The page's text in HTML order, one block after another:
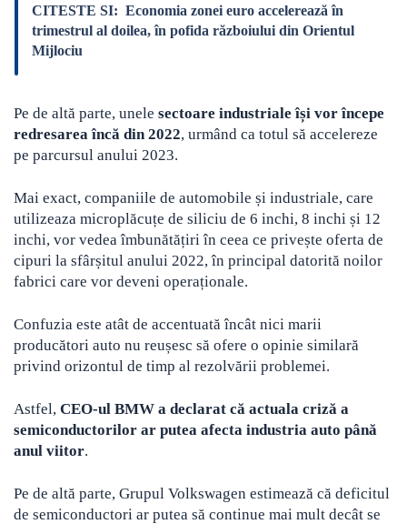
CITESTE SI: Economia zonei euro accelerează în
trimestrul al doilea, în pofida războiului din Orientul
Mijlociu
Pe de altă parte, unele sectoare industriale își vor începe
redresarea încă din 2022, urmând ca totul să accelereze
pe parcursul anului 2023.
Mai exact, companiile de automobile și industriale, care
utilizeaza microplăcuțe de siliciu de 6 inchi, 8 inchi și 12
inchi, vor vedea îmbunătățiri în ceea ce privește oferta de
cipuri la sfârșitul anului 2022, în principal datorită noilor
fabrici care vor deveni operaționale.
Confuzia este atât de accentuată încât nici marii
producători auto nu reușesc să ofere o opinie similară
privind orizontul de timp al rezolvării problemei.
Astfel, CEO-ul BMW a declarat că actuala criză a
semiconductorilor ar putea afecta industria auto până
anul viitor.
Pe de altă parte, Grupul Volkswagen estimează că deficitul
de semiconductori ar putea să continue mai mult decât se